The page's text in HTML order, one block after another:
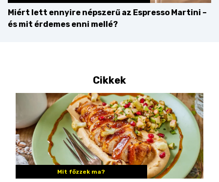
Miért lett ennyire népszerű az Espresso Martini –
és mit érdemes enni mellé?
Cikkek
Mit főzzek ma?